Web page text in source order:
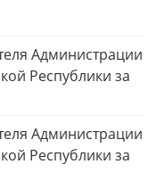
Администрации
Республики за
Администрации
Республики за